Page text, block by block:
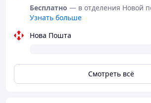
заданий
Абонементы для двоих
Стираете кружочек под которым
Бесплатно — в отделения Новой
Узнать больше
Нова Пошта
Смотреть всё